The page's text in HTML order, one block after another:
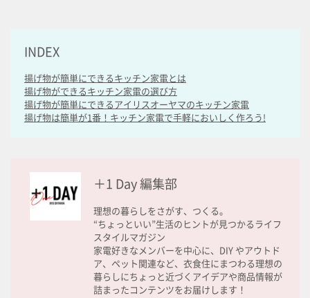
INDEX
揚げ物が簡単にできるキッチン家電とは
揚げ物ができるキッチン家電の選び方
揚げ物が簡単にできるアイリスオーヤマのキッチン家電
揚げ物は簡単が1番！キッチン家電で手軽においしく作ろう!
＋1 Day 編集部
理想の暮らしをさがす、つくる。
“ちょっといい”生活のヒントが見つかるライフ
スタイルマガジン
家電好きなメンバーを中心に、DIY やアウトド
ア、ペット関連など、衣食住にまつわる理想の
暮らしにちょっと近づくアイデアや商品情報が
詰まったコンテンツをお届けします！